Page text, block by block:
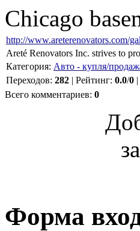
Chicago
http://www.areterenovators.com/
Areté Renovators Inc. strives to
Категория: Авто - купля/
Переходов: 282 | Рейтинг: 0.0/0 |
Всего комментариев: 0
Форма